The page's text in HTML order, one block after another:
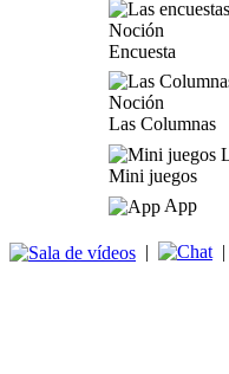
Encuesta
Las Columnas
Mini juegos
App
| |